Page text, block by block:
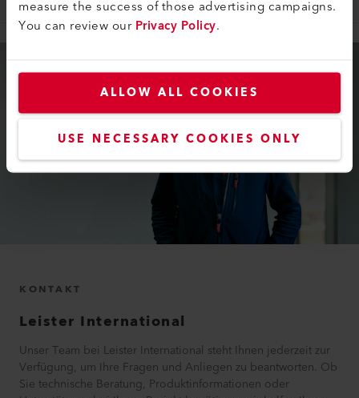
measure the success of those advertising campaigns.
You can review ourPrivacy Policy.
ALLOW ALL COOKIES
USE NECESSARY COOKIES ONLY
KONTAKT
Leister International
Unser Team bei Leister International steht Ihnen jederzeit zur
Verfügung, um Ihre Fragen und Anliegen zu beantworten. Ob
Sie technische Beratung, Produktinformationen oder